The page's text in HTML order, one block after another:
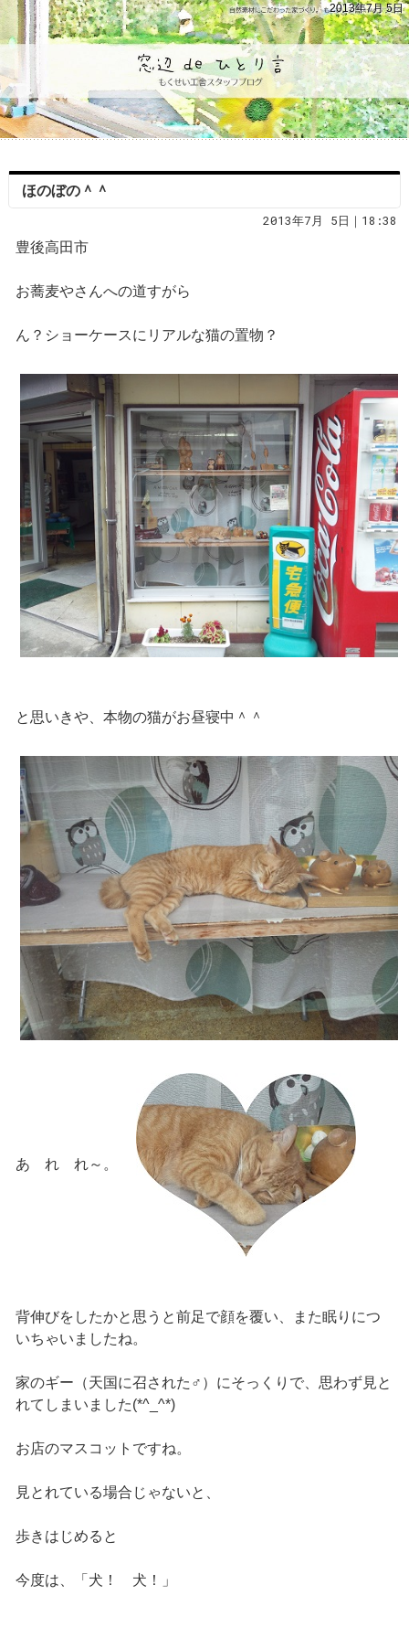
2013年7月 5日
ほのぼの＾＾
2013年7月 5日｜18:38
豊後高田市
お蕎麦やさんへの道すがら
ん？ショーケースにリアルな猫の置物？
と思いきや、本物の猫がお昼寝中＾＾
あ れ れ～。
背伸びをしたかと思うと前足で顔を覆い、また眠りにつ
いちゃいましたね。
家のギー（天国に召された♂）にそっくりで、思わず見と
れてしまいました(*^_^*)
お店のマスコットですね。
見とれている場合じゃないと、
歩きはじめると
今度は、「犬！ 犬！」